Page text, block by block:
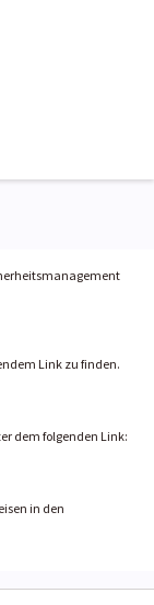
Link zu finden.
dem folgenden Link:
in den